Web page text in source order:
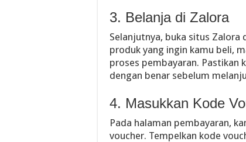
3. Belanja di Zalora
Selanjutnya, buka situs Zalora
produk yang ingin kamu beli,
proses pembayaran. Pastikan
dengan benar sebelum
4. Masukkan Kode
Pada halaman pembayaran,
voucher. Tempelkan kode